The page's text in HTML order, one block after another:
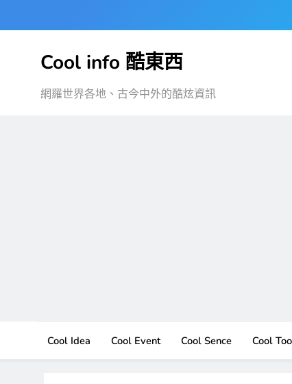
Cool info 酷東西
網羅世界各地、古今中外的酷炫資訊
Cool Idea Cool Event Cool Sence Cool